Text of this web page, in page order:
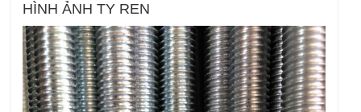
HÌNH ẢNH TY REN